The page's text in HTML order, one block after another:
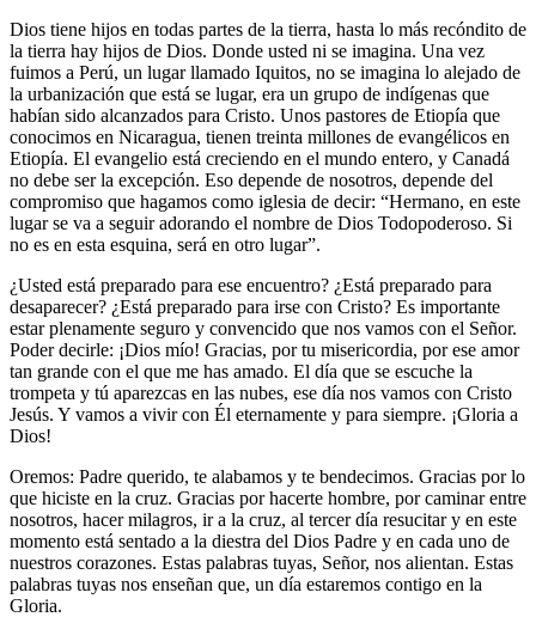
Dios tiene hijos en todas partes de la tierra, hasta lo más recóndito de
la tierra hay hijos de Dios. Donde usted ni se imagina. Una vez
fuimos a Perú, un lugar llamado Iquitos, no se imagina lo alejado de
la urbanización que está se lugar, era un grupo de indígenas que
habían sido alcanzados para Cristo. Unos pastores de Etiopía que
conocimos en Nicaragua, tienen treinta millones de evangélicos en
Etiopía. El evangelio está creciendo en el mundo entero, y Canadá
no debe ser la excepción. Eso depende de nosotros, depende del
compromiso que hagamos como iglesia de decir: “Hermano, en este
lugar se va a seguir adorando el nombre de Dios Todopoderoso. Si
no es en esta esquina, será en otro lugar”.
¿Usted está preparado para ese encuentro? ¿Está preparado para
desaparecer? ¿Está preparado para irse con Cristo? Es importante
estar plenamente seguro y convencido que nos vamos con el Señor.
Poder decirle: ¡Dios mío! Gracias, por tu misericordia, por ese amor
tan grande con el que me has amado. El día que se escuche la
trompeta y tú aparezcas en las nubes, ese día nos vamos con Cristo
Jesús. Y vamos a vivir con Él eternamente y para siempre. ¡Gloria a
Dios!
Oremos: Padre querido, te alabamos y te bendecimos. Gracias por lo
que hiciste en la cruz. Gracias por hacerte hombre, por caminar entre
nosotros, hacer milagros, ir a la cruz, al tercer día resucitar y en este
momento está sentado a la diestra del Dios Padre y en cada uno de
nuestros corazones. Estas palabras tuyas, Señor, nos alientan. Estas
palabras tuyas nos enseñan que, un día estaremos contigo en la
Gloria.